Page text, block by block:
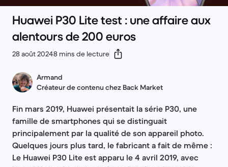
Huawei P30 Lite test : une affaire aux
alentours de 200 euros
28 août 20248 mins de lecture
Armand
Créateur de contenu chez Back Market
Fin mars 2019, Huawei présentait la série P30, une
famille de smartphones qui se distinguait
principalement par la qualité de son appareil photo.
Quelques jours plus tard, le fabricant a fait de même :
Le Huawei P30 Lite est apparu le 4 avril 2019, avec